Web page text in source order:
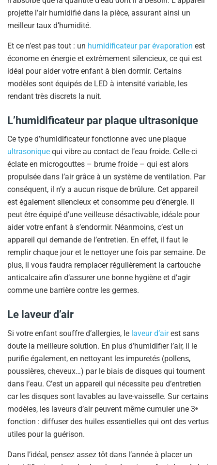
projette l’air humidifié dans la pièce, assurant ainsi un
meilleur taux d’humidité.
Et ce n’est pas tout : un humidificateur par évaporation est
économe en énergie et extrêmement silencieux, ce qui est
idéal pour aider votre enfant à bien dormir. Certains
modèles sont équipés de LED à intensité variable, les
rendant très discrets la nuit.
L’humidificateur par plaque ultrasonique
Ce type d’humidificateur fonctionne avec une plaque
ultrasonique qui vibre au contact de l’eau froide. Celle-ci
éclate en microgouttes – brume froide – qui est alors
propulsée dans l’air grâce à un système de ventilation. Par
conséquent, il n’y a aucun risque de brûlure. Cet appareil
est également silencieux et consomme peu d’énergie. Il
peut être équipé d’une veilleuse désactivable, idéale pour
aider votre enfant à s’endormir. Néanmoins, c’est un
appareil qui demande de l’entretien. En effet, il faut le
remplir chaque jour et le nettoyer une fois par semaine. De
plus, il vous faudra remplacer régulièrement la cartouche
anticalcaire afin d’assurer une bonne hygiène et d’agir
comme une barrière contre les germes.
Le laveur d’air
Si votre enfant souffre d’allergies, le laveur d’airest sans
doute la meilleure solution. En plus d’humidifier l’air, il le
purifie également, en nettoyant les impuretés (pollens,
poussières, cheveux…) par le biais de disques qui tournent
dans l’eau. C’est un appareil qui nécessite peu d’entretien
car les disques sont lavables au lave-vaisselle. Sur certains
modèles, les laveurs d’air peuvent même cumuler une 3e
fonction : diffuser des huiles essentielles qui ont des vertus
utiles pour la guérison.
Dans l’idéal, pensez assez tôt dans l’année à placer un